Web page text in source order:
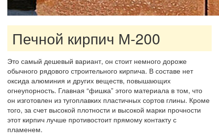
Печной кирпич М-200
Это самый дешевый вариант, он стоит немного дороже
обычного рядового строительного кирпича. В составе нет
оксида алюминия и других веществ, повышающих
огнеупорность. Главная “фишка” этого материала в том, что
он изготовлен из тугоплавких пластичных сортов глины. Кроме
того, за счет высокой плотности и высокой марки прочности
этот кирпич лучше противостоит прямому контакту с
пламенем.